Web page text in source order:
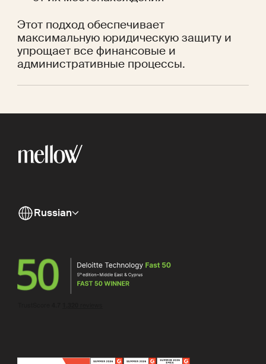
Этот подход обеспечивает
максимальную юридическую защиту и
упрощает все финансовые и
административные процессы.
Russian